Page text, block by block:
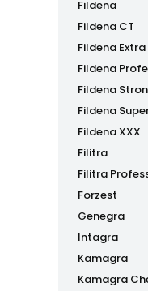
Fildena
Fildena CT
Fildena
Fildena
Fildena
Fildena
Fildena XXX
Filitra
Filitra
Forzest
Genegra
Intagra
Kamagra
Kamagra